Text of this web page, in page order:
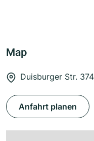
Map
Duisburger Str.
Anfahrt planen